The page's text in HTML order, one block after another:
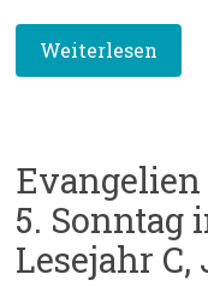
Weiterlesen
Evangelien
5. Sonntag
Lesejahr C,